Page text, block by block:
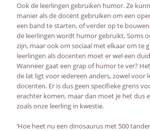
Ook de leerlingen gebruiken humor. Ze
manier als de docent gebruiken om een
een band te starten, of verder op te
de leerlingen wordt humor gebruikt. Soms
zijn, maar ook om sociaal met elkaar om te
leerlingen als docenten moet er wel een
Wanneer gaat een grap of humor te ver?
de lat ligt voor iedereen anders, zowel voor
docenten. Er is dus geen specifieke grens
erachter komen, maar dan moet je het dus
zoals onze leerling in kwestie.
‘Hoe heet nu een dinosaurus met 500